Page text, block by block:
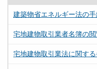
建築物省エネルギー法の
宅地建物取引業者名簿の
宅地建物取引業法に関す